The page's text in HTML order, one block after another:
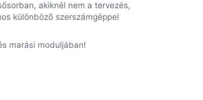
akiknél nem a tervezés,
különböző szerszámgéppel
marási moduljában!